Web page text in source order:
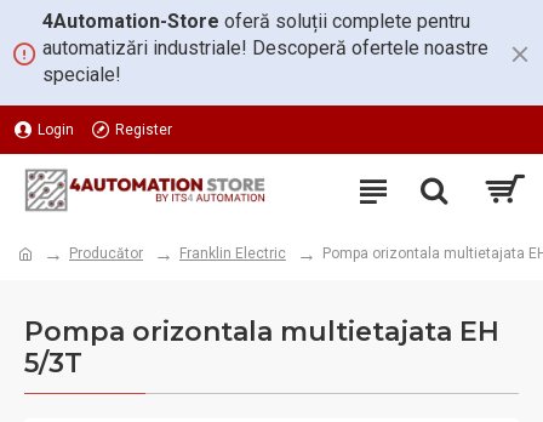
4Automation-Store oferă soluții complete pentru
automatizări industriale! Descoperă ofertele noastre
speciale!
Login Register
Producător Franklin Electric Pompa orizontala multietajata
Pompa orizontala multietajata EH
5/3T